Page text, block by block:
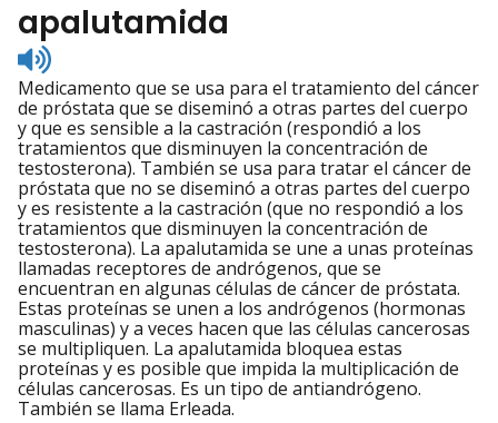
apalutamida
Listen
to
pronunciation
Medicamento que se usa para el tratamiento del cáncer
de próstata que se diseminó a otras partes del cuerpo
y que es sensible a la castración (respondió a los
tratamientos que disminuyen la concentración de
testosterona). También se usa para tratar el cáncer de
próstata que no se diseminó a otras partes del cuerpo
y es resistente a la castración (que no respondió a los
tratamientos que disminuyen la concentración de
testosterona). La apalutamida se une a unas proteínas
llamadas receptores de andrógenos, que se
encuentran en algunas células de cáncer de próstata.
Estas proteínas se unen a los andrógenos (hormonas
masculinas) y a veces hacen que las células cancerosas
se multipliquen. La apalutamida bloquea estas
proteínas y es posible que impida la multiplicación de
células cancerosas. Es un tipo de antiandrógeno.
También se llama Erleada.